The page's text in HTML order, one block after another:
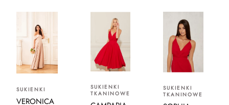
SUKIENKI
VERONICA
SUKIENKI
TKANINOWE
SUKIENKI
TKANINOWE